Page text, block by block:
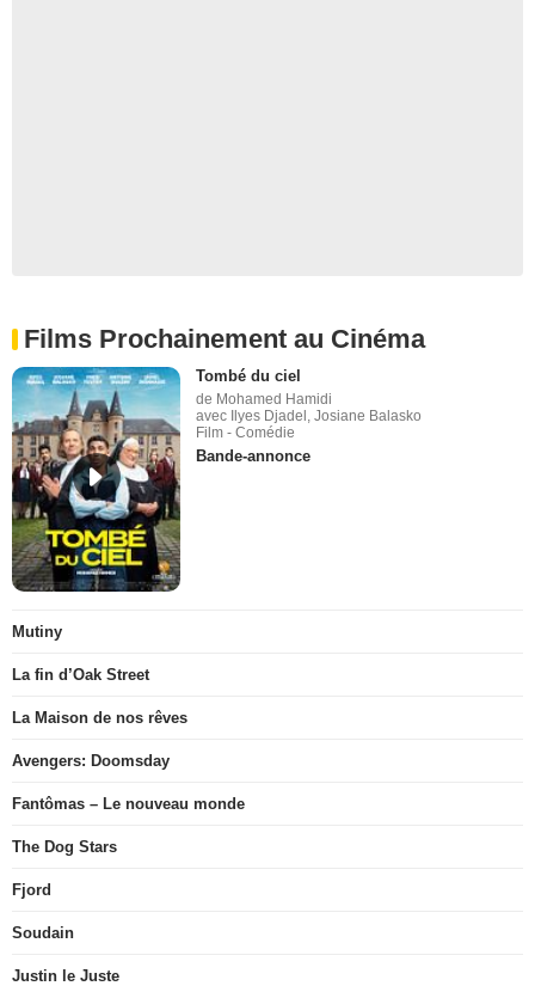
Films Prochainement au Cinéma
Tombé du ciel
de Mohamed Hamidi
avec Ilyes Djadel, Josiane Balasko
Film - Comédie
Bande-annonce
Mutiny
La fin d’Oak Street
La Maison de nos rêves
Avengers: Doomsday
Fantômas – Le nouveau monde
The Dog Stars
Fjord
Soudain
Justin le Juste